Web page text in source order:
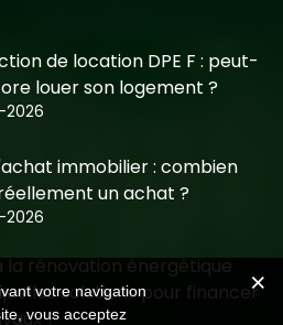
de location DPE F : peut-
louer son logement ?
2026
immobilier : combien
un achat ?
2026
la rénovation énergétique
solutions pour financer
?
votre navigation
vous acceptez